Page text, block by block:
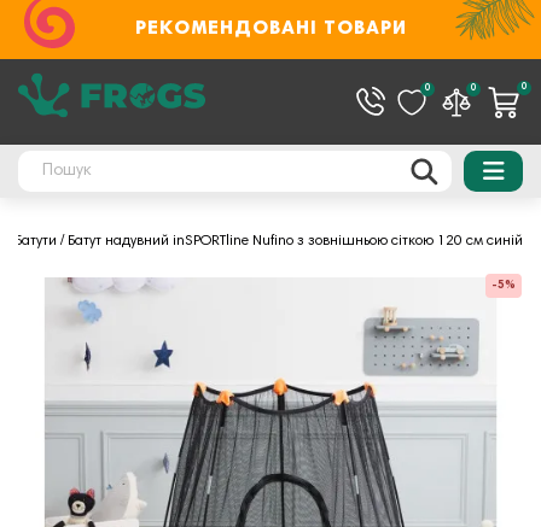
РЕКОМЕНДОВАНІ ТОВАРИ
0 0 0
Батути Батут надувний inSPORTline Nufino з зовнішньою сіткою 120 см синій
-5%